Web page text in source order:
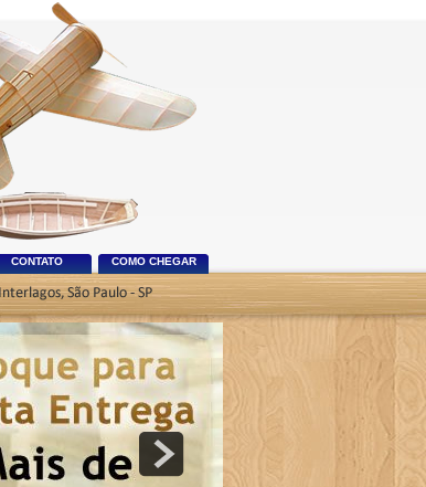
CONTATO COMO CHEGAR